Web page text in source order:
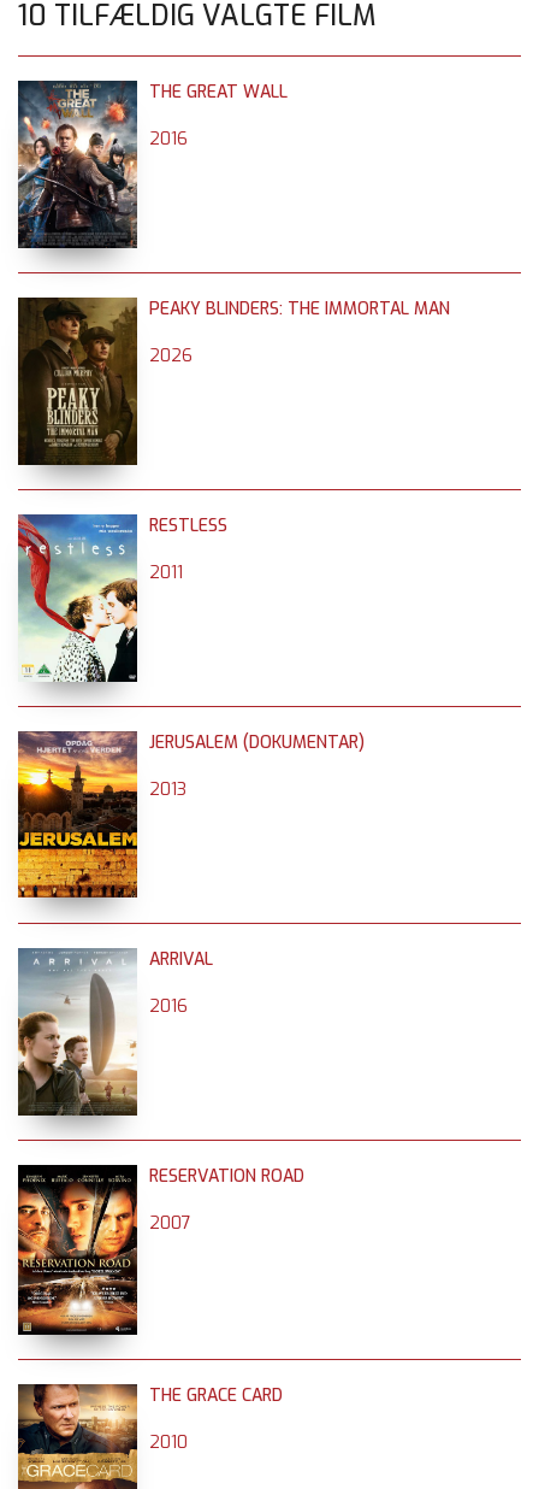
10 TILFÆLDIG VALGTE FILM
THE GREAT WALL
2016
PEAKY BLINDERS: THE IMMORTAL MAN
2026
RESTLESS
2011
JERUSALEM (DOKUMENTAR)
2013
ARRIVAL
2016
RESERVATION ROAD
2007
THE GRACE CARD
2010